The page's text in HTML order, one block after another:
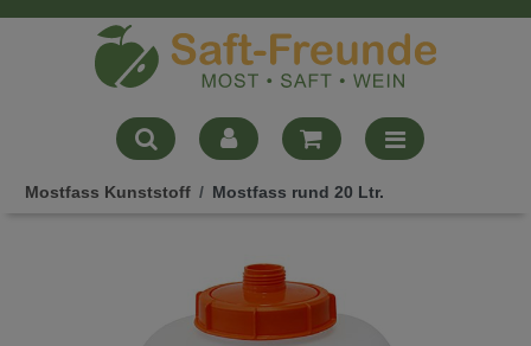
Mostfass Kunststoff Mostfass rund 20 Ltr.